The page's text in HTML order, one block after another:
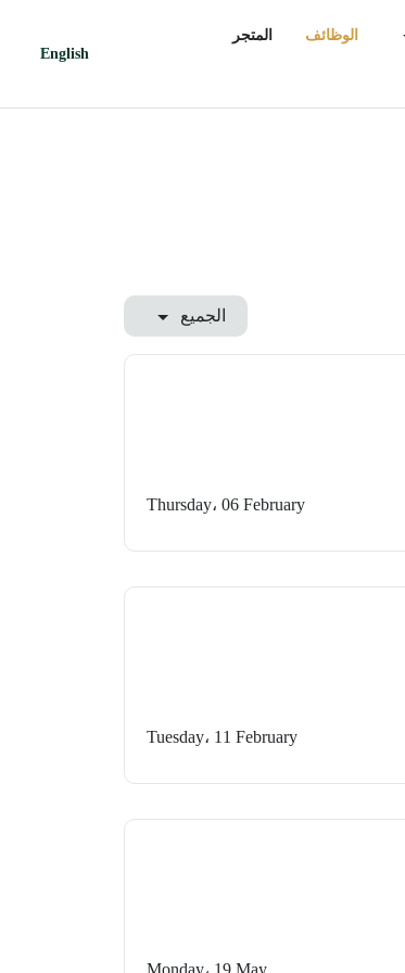
الوظائف المتجر
English
الجميع
Thursday، 06 February
Tuesday، 11 February
Monday، 19 May